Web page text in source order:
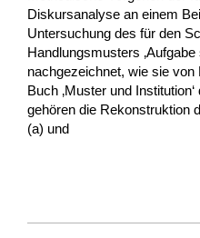
Diskursanalyse an einem
Untersuchung des für den
Handlungsmusters
nachgezeichnet, wie sie von
Buch ‚Muster und
gehören die Rekonstruktion
(a) und